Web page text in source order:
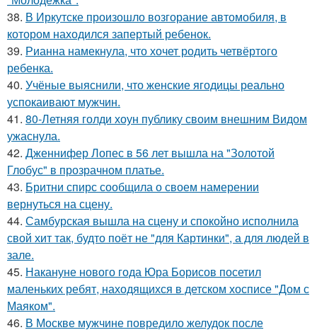
38. В Иркутске произошло возгорание автомобиля, в
котором находился запертый ребенок.
39. Рианна намекнула, что хочет родить четвёртого
ребенка.
40. Учёные выяснили, что женские ягодицы реально
успокаивают мужчин.
41. 80-Летняя голди хоун публику своим внешним Видом
ужаснула.
42. Дженнифер Лопес в 56 лет вышла на "Золотой
Глобус" в прозрачном платье.
43. Бритни спирс сообщила о своем намерении
вернуться на сцену.
44. Самбурская вышла на сцену и спокойно исполнила
свой хит так, будто поёт не "для Картинки", а для людей в
зале.
45. Накануне нового года Юра Борисов посетил
маленьких ребят, находящихся в детском хосписе "Дом с
Маяком".
46. В Москве мужчине повредило желудок после